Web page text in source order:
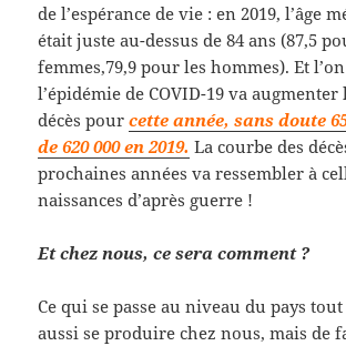
de l’espérance de vie : en 2019, l’âge
était juste au-dessus de 84 ans (87,5
femmes,79,9 pour les hommes). Et
l’épidémie de COVID-19 va
décès pourcette année, sans doute
de 620 000 en 2019. La courbe des
prochaines années va ressembler à
naissances d’après guerre !
Et chez nous, ce sera comment ?
Ce qui se passe au niveau du pays
aussi se produire chez nous, mais de